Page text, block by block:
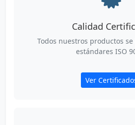
Calidad
Todos nuestros productos
estándares ISO
Ver